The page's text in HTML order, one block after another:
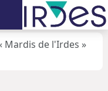
Mardis de l'Irdes »